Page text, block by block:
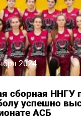
2024
сборная ННГУ
успешно
АСБ